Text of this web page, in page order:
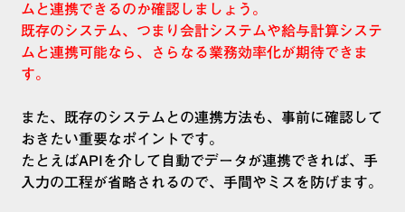
ムと連携できるのか確認しましょう。
既存のシステム、つまり会計システムや給与計算システ
ムと連携可能なら、さらなる業務効率化が期待できま
す。
また、既存のシステムとの連携方法も、事前に確認して
おきたい重要なポイントです。
たとえばAPIを介して自動でデータが連携できれば、手
入力の工程が省略されるので、手間やミスを防げます。